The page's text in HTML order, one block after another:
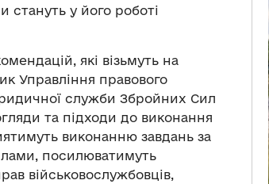
стануть у його роботі
які візьмуть на
Управління правового
служби Збройних Сил
та підходи до виконання
виконанню завдань за
посилюватимуть
військовослужбовців,